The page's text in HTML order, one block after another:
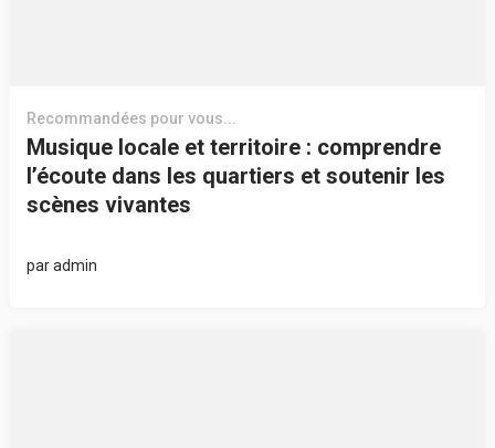
Recommandées pour vous...
Musique locale et territoire : comprendre
l’écoute dans les quartiers et soutenir les
scènes vivantes
paradmin